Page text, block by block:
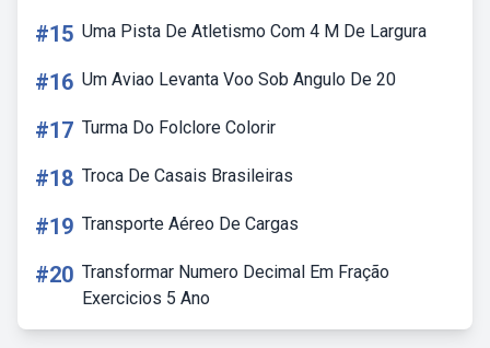
#15 Uma Pista De Atletismo Com 4 M De Largura
#16 Um Aviao Levanta Voo Sob Angulo De 20
#17 Turma Do Folclore Colorir
#18 Troca De Casais Brasileiras
#19 Transporte Aéreo De Cargas
#20 Transformar Numero Decimal Em Fração
Exercicios 5 Ano